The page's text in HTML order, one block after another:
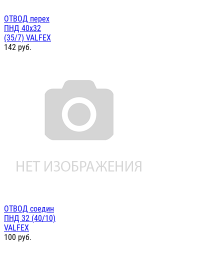
ОТВОД перех
ПНД 40х32
(35/7) VALFEX
142 руб.
ОТВОД соедин
ПНД 32 (40/10)
VALFEX
100 руб.